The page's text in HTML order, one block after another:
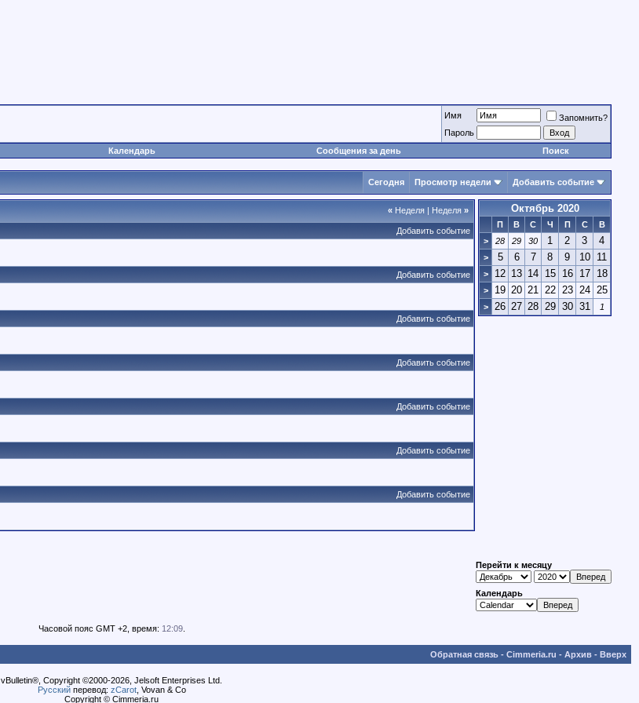
Имя
Запомнить?
Пароль
Календарь Сообщения за день Поиск
Сегодня Просмотр недели Добавить событие
« Неделя | Неделя »
Добавить событие
Добавить событие
Добавить событие
Добавить событие
Добавить событие
Добавить событие
Добавить событие
Октябрь 2020
П В С Ч П С
В
>
28 29 30 1 2 3 4
> 5 6 7 8 9 10 11
> 12 13 14 15 16 17 18
> 19 20 21 22 23 24 25
> 26 27 28 29 30 31 1
Перейти к месяцу
Календарь
Часовой пояс GMT +2, время: 12:09.
Обратная связь - Cimmeria.ru - Архив - Вверх
vBulletin®, Copyright ©2000-2026, Jelsoft Enterprises Ltd.
Русскийперевод: zCarot, Vovan & Co
Copyright © Cimmeria.ru